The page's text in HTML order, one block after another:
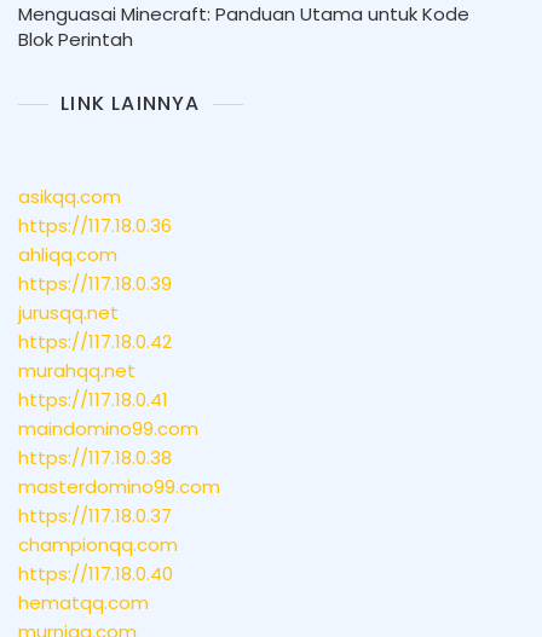
Menguasai Minecraft: Panduan Utama untuk Kode
Blok Perintah
LINK LAINNYA
asikqq.com
https://117.18.0.36
ahliqq.com
https://117.18.0.39
jurusqq.net
https://117.18.0.42
murahqq.net
https://117.18.0.41
maindomino99.com
https://117.18.0.38
masterdomino99.com
https://117.18.0.37
championqq.com
https://117.18.0.40
hematqq.com
murniqq.com